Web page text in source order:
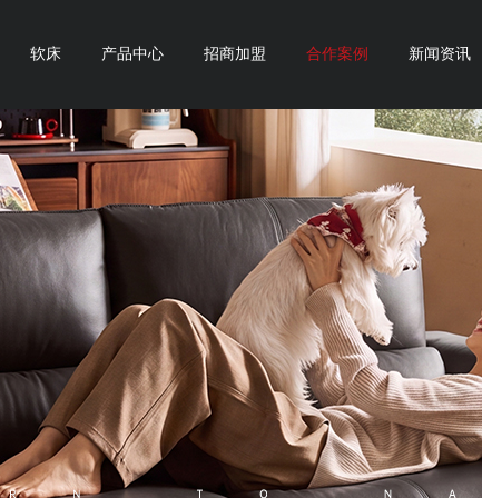
软床 产品中心 招商加盟 合作案例 新闻资讯